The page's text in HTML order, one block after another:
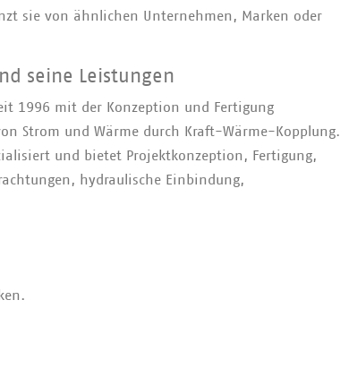
sie von ähnlichen Unternehmen, Marken oder
seine Leistungen
1996 mit der Konzeption und Fertigung
Strom und Wärme durch Kraft-Wärme-Kopplung.
und bietet Projektkonzeption, Fertigung,
hydraulische Einbindung,